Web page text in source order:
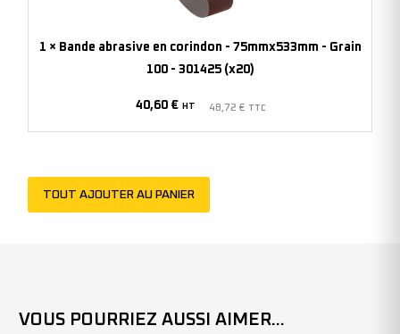
-
100
1 × Bande abrasive en corindon - 75mmx533mm - Grain
100 - 301425 (x20)
40,60 € HT 48,72 €
TOUT AJOUTER AU PANIER
VOUS POURRIEZ AUSSI AIMER...